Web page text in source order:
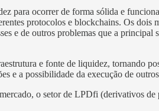
para ocorrer de forma sólida e
protocolos e blockchains. Os dois
e de outros problemas que a
e fonte de liquidez, tornando
e a possibilidade da execução de
o setor de LPDfi (derivativos